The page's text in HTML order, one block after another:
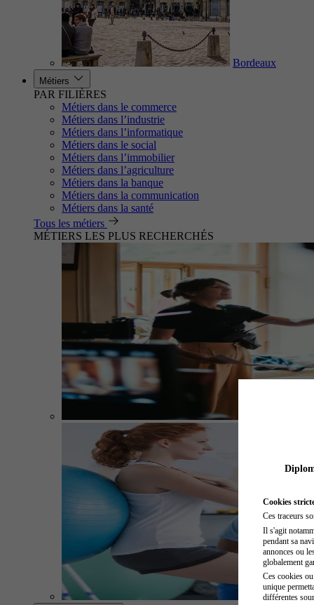
Bordeaux
Métiers
PAR FILIÈRES
Métiers dans le commerce
Métiers dans l’industrie
Métiers dans l’informatique
Métiers dans le social
Métiers dans l’immobilier
Métiers dans l’agriculture
Métiers dans la banque
Métiers dans la communication
Métiers dans la santé
Tous les métiers
MÉTIERS LES PLUS RECHERCHÉS
Cookies
Ces traceurs
Il s'agit
pendant sa
annonces ou
globalement
Ces cookies
unique
différentes